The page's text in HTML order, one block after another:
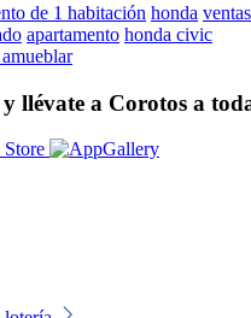
de 1 habitación honda ventas
apartamento honda civic
llévate a Corotos a